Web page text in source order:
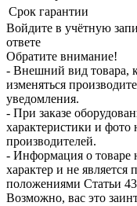
Срок гарантии
Войдите в учётную
ответе
Обратите внимание!
- Внешний вид товара,
изменяться
уведомления.
- При заказе
характеристики и
производителей.
- Информация о товаре
характер и не
положениями Статьи
Возможно, вас это